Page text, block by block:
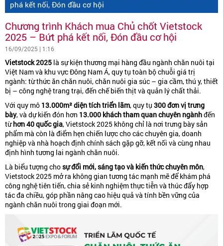
phá kết nối, Đón đầu cơ hội
Chương trình Khách mua Chủ chốt Vietstock
2025 – Bứt phá kết nối, Đón đầu cơ hội
16/09/2025 | 1:16
Vietstock 2025 là sự kiện thương mại hàng đầu ngành chăn nuôi tại
Việt Nam và khu vực Đông Nam Á, quy tụ toàn bộ chuỗi giá trị
ngành: từ thức ăn chăn nuôi, chăn nuôi gia súc – gia cầm, thú y, thiết
bị – công nghệ trang trại, đến chế biến thịt và quản lý chất thải.
Với quy mô 13.000m² diện tích triển lãm, quy tụ 300 đơn vị trưng
bày, và dự kiến đón hơn 13.000 khách tham quan chuyên ngànhđến
từhơn 40 quốc gia, Vietstock 2025 không chỉ là nơi trưng bày sản
phẩm mà còn là điểm hẹn chiến lược cho các chuyên gia, doanh
nghiệp và nhà hoạch định chính sách gặp gỡ, kết nối và cùng nhau
định hình tương lai ngành chăn nuôi.
Là biểu tượng chosự đổi mới, sáng tạo và kiến thức chuyên môn,
Vietstock 2025 mở ra không gian tương tác mạnh mẽ để khám phá
công nghệ tiên tiến, chia sẻ kinh nghiệm thực tiễn và thúc đẩy hợp
tác đa chiều, góp phần nâng cao hiệu quả và tính bền vững của
ngành chăn nuôi trong giai đoạn mới.